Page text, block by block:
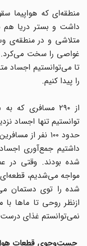
داشت و بستر دریا هم
متلاشی و در منطقه‌ی
غواصی را سخت می‌کرد.
تا می‌توانستیم اجساد
را پیدا کنیم.
از ۲۹۰ مسافری که
حدود ۱۰۰ نفر از
داشتیم جمع‌آوری
شده بودند. وقتی در
مواجه می‌شدیم، قطعه‌ای
شده را توی دستمان
ازنظر روحی تا ماها
نمی‌توانستم غذای
جست‌وجوی قطعات